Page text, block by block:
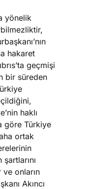
yönelik
hakaret
geçmişi
bir süreden
haklı
göre Türkiye
ortak
onların
Akıncı